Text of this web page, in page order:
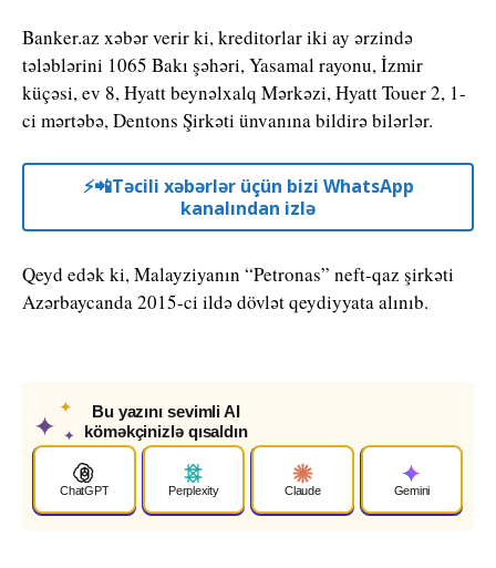
Banker.az xəbər verir ki, kreditorlar iki ay ərzində
tələblərini 1065 Bakı şəhəri, Yasamal rayonu, İzmir
küçəsi, ev 8, Hyatt beynəlxalq Mərkəzi, Hyatt Touer 2, 1-
ci mərtəbə, Dentons Şirkəti ünvanına bildirə bilərlər.
⚡️📲Təcili xəbərlər üçün bizi WhatsApp
kanalından izlə
Qeyd edək ki, Malayziyanın “Petronas” neft-qaz şirkəti
Azərbaycanda 2015-ci ildə dövlət qeydiyyata alınıb.
✦
✦
✦
Bu yazını sevimli AI
köməkçinizlə qısaldın
ChatGPT Perplexity Claude Gemini